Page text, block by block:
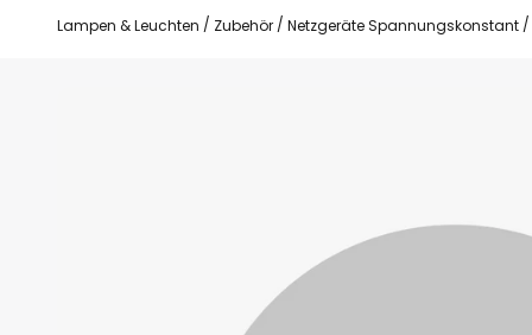
Lampen & Leuchten Zubehör Netzgeräte Spannungskonstant